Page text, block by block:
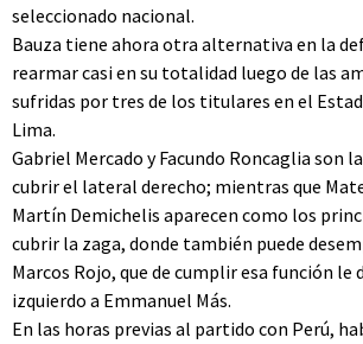
seleccionado nacional.
Bauza tiene ahora otra alternativa en la
rearmar casi en su totalidad luego de las
sufridas por tres de los titulares en el
Lima.
Gabriel Mercado y Facundo Roncaglia son
cubrir el lateral derecho; mientras que
Martín Demichelis aparecen como los
cubrir la zaga, donde también puede
Marcos Rojo, que de cumplir esa función
izquierdo a Emmanuel Más.
En las horas previas al partido con Perú,